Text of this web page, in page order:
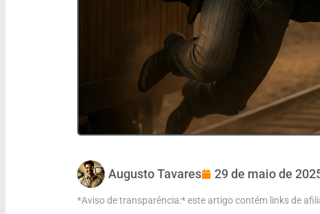
Augusto Tavares 29 de maio de
*Aviso de transparência:* este artigo contém links de